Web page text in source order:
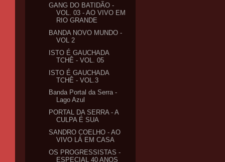
GANG DO BATIDÃO -
VOL. 03 - AO VIVO EM
RIO GRANDE
BANDA NOVO MUNDO -
VOL 2
ISTO É GAUCHADA
TCHÊ - VOL. 05
ISTO É GAUCHADA
TCHÊ - VOL.3
Banda Portal da Serra -
Lago Azul
PORTAL DA SERRA - A
CULPA É SUA
SANDRO COELHO - AO
VIVO LÁ EM CASA
OS PROGRESSISTAS -
ESPECIAL 40 ANOS